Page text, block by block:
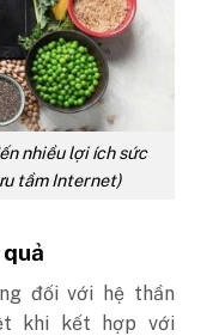
nhiều lợi ích sức
tầm Internet)
đối với hệ thần
khi kết hợp với